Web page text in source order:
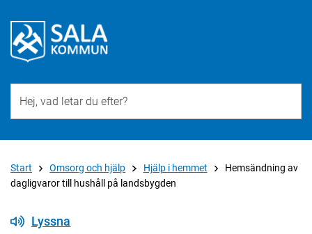
Start Omsorg och hjälp Hjälp i hemmet
Hemsändning av
dagligvaror till hushåll på landsbygden
Lyssna